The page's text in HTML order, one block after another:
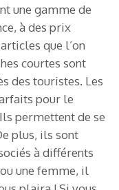
une gamme de
à des prix
que l’on
courtes sont
des touristes. Les
pour le
permettent de se
plus, ils sont
à différents
une femme, il